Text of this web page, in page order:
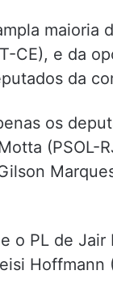
maioria
CE), e da
da
os
(PSOL-
o PL de
Hoffmann